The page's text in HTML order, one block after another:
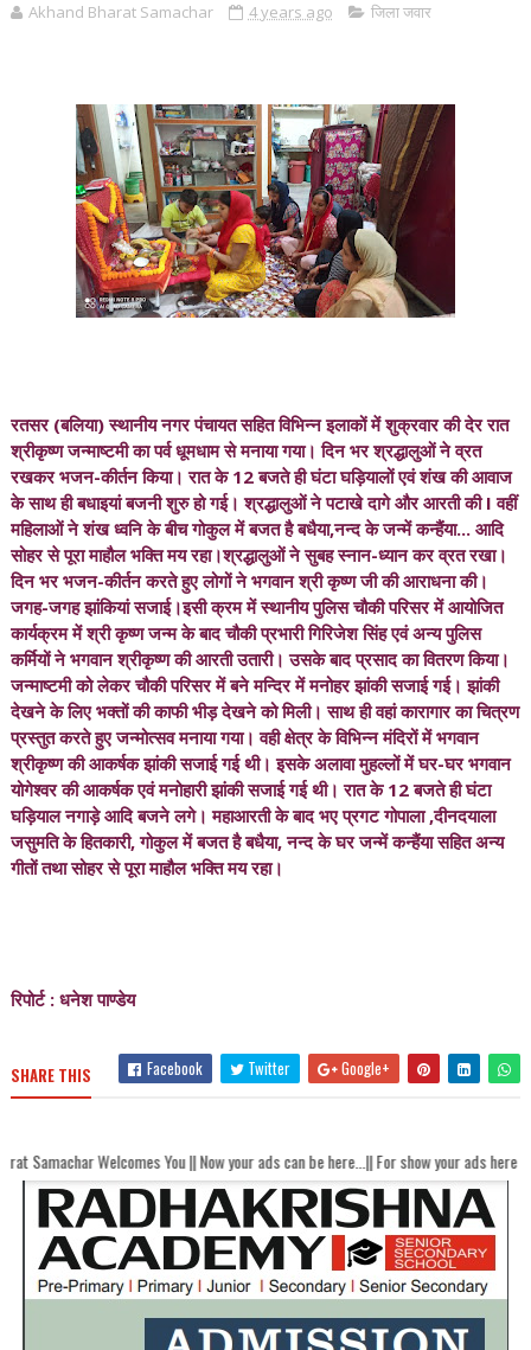
Akhand Bharat Samachar 4 years ago जिला जवार
रतसर (बलिया) स्थानीय नगर पंचायत सहित विभिन्न इलाकों में शुक्रवार की देर रात
श्रीकृष्ण जन्माष्टमी का पर्व धूमधाम से मनाया गया। दिन भर श्रद्धालुओं ने व्रत
रखकर भजन-कीर्तन किया। रात के 12 बजते ही घंटा घड़ियालों एवं शंख की आवाज
के साथ ही बधाइयां बजनी शुरु हो गई। श्रद्धालुओं ने पटाखे दागे और आरती की I वहीं
महिलाओं ने शंख ध्वनि के बीच गोकुल में बजत है बधैया,नन्द के जन्में कन्हैंया... आदि
सोहर से पूरा माहौल भक्ति मय रहा।श्रद्धालुओं ने सुबह स्नान-ध्यान कर व्रत रखा।
दिन भर भजन-कीर्तन करते हुए लोगों ने भगवान श्री कृष्ण जी की आराधना की।
जगह-जगह झांकियां सजाई।इसी क्रम में स्थानीय पुलिस चौकी परिसर में आयोजित
कार्यक्रम में श्री कृष्ण जन्म के बाद चौकी प्रभारी गिरिजेश सिंह एवं अन्य पुलिस
कर्मियों ने भगवान श्रीकृष्ण की आरती उतारी। उसके बाद प्रसाद का वितरण किया।
जन्माष्टमी को लेकर चौकी परिसर में बने मन्दिर में मनोहर झांकी सजाई गई। झांकी
देखने के लिए भक्तों की काफी भीड़ देखने को मिली। साथ ही वहां कारागार का चित्रण
प्रस्तुत करते हुए जन्मोत्सव मनाया गया। वही क्षेत्र के विभिन्न मंदिरों में भगवान
श्रीकृष्ण की आकर्षक झांकी सजाई गई थी। इसके अलावा मुहल्लों में घर-घर भगवान
योगेश्वर की आकर्षक एवं मनोहारी झांकी सजाई गई थी। रात के 12 बजते ही घंटा
घड़ियाल नगाड़े आदि बजने लगे। महाआरती के बाद भए प्रगट गोपाला ,दीनदयाला
जसुमति के हितकारी, गोकुल में बजत है बधैया, नन्द के घर जन्में कन्हैंया सहित अन्य
गीतों तथा सोहर से पूरा माहौल भक्ति मय रहा।
रिपोर्ट : धनेश पाण्डेय
SHARE THIS Facebook Twitter Google+
Welcomes You || Now your ads can be here...|| For show your ads here contact